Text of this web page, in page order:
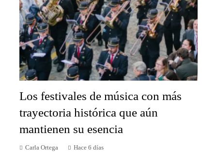
Los festivales de música con más
trayectoria histórica que aún
mantienen su esencia
Carla Ortega Hace 6 días